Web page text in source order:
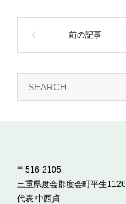
〒516-2105
三重県度会郡度会町平生1126
代表 中西貞